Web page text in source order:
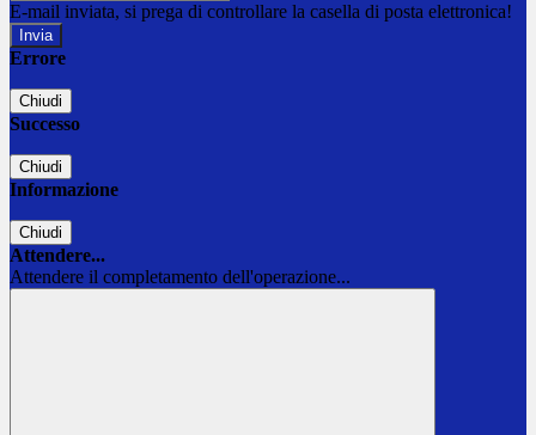
E-mail inviata, si prega di controllare la casella di posta elettronica!
Errore
Chiudi
Successo
Chiudi
Informazione
Chiudi
Attendere...
Attendere il completamento dell'operazione...